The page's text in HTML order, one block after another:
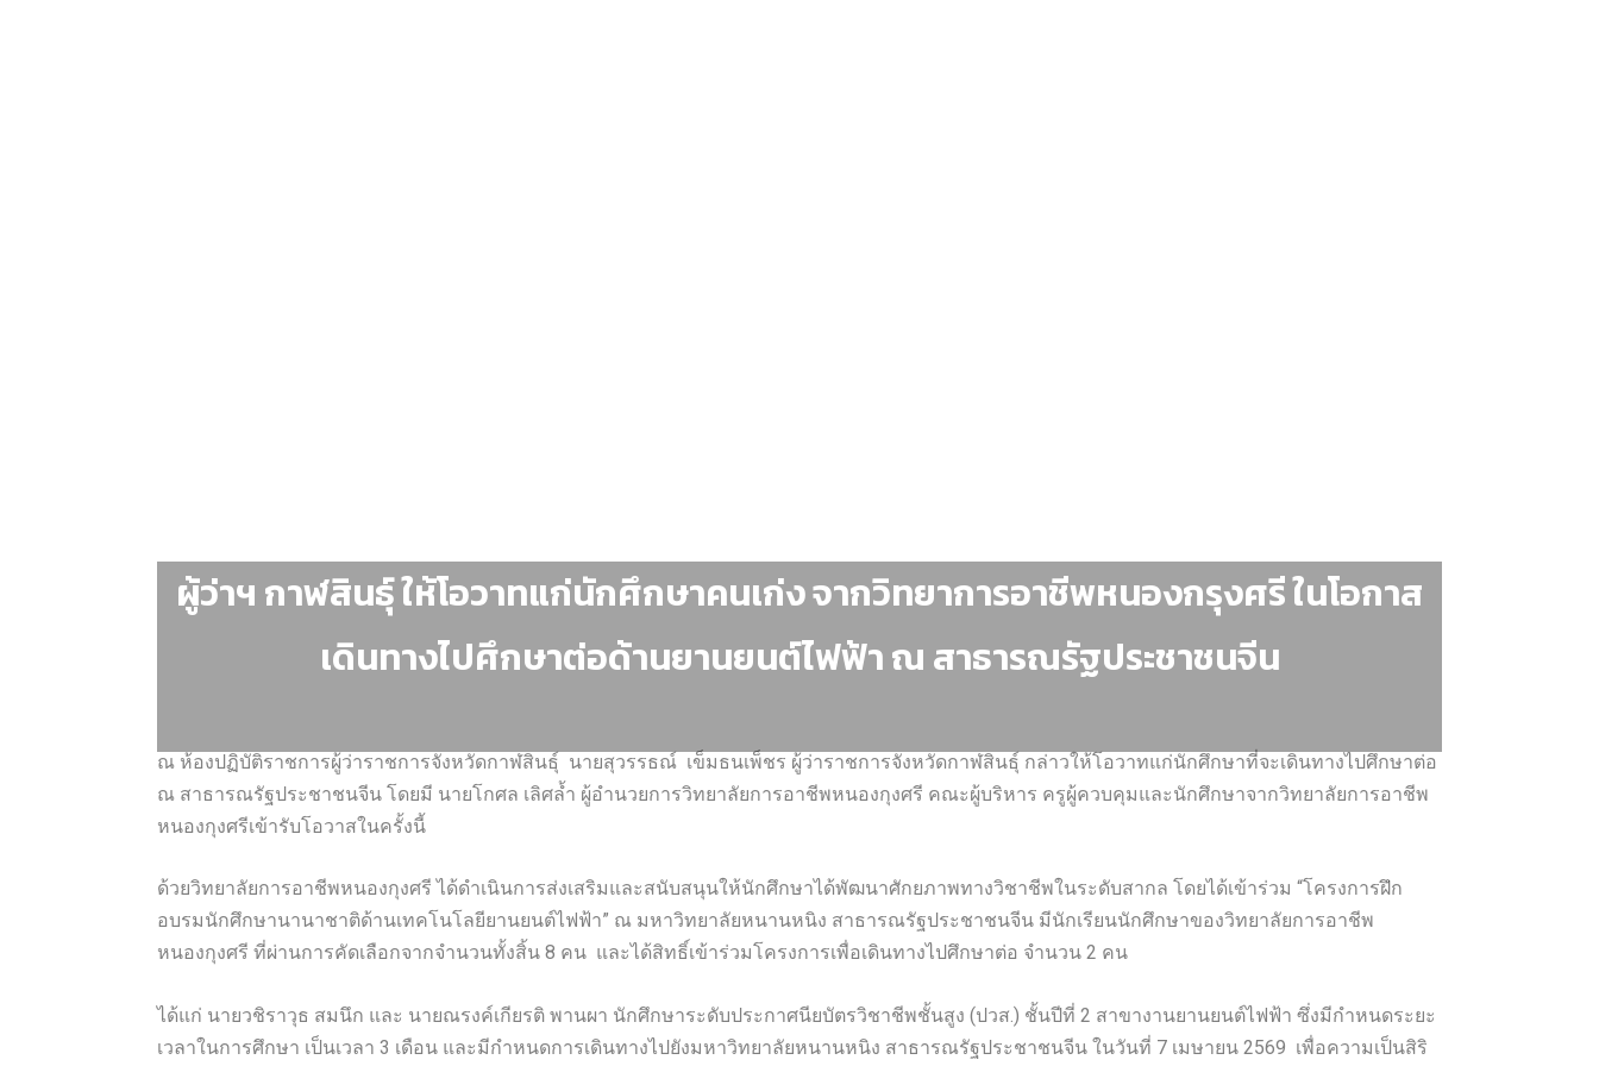
ผู้ว่าฯ กาฬสินธุ์ ให้โอวาทแก่นักศึกษาคนเก่ง จากวิทยาการอาชีพหนองกรุงศรี ในโอกาส
เดินทางไปศึกษาต่อด้านยานยนต์ไฟฟ้า ณ สาธารณรัฐประชาชนจีน
ณ ห้องปฏิบัติราชการผู้ว่าราชการจังหวัดกาฬสินธุ์ นายสุวรรธณ์ เข็มธนเพ็ชร ผู้ว่าราชการจังหวัดกาฬสินธุ์ กล่าวให้โอวาทแก่นักศึกษาที่จะเดินทางไปศึกษาต่อ
ณ สาธารณรัฐประชาชนจีน โดยมี นายโกศล เลิศล้ำ ผู้อำนวยการวิทยาลัยการอาชีพหนองกุงศรี คณะผู้บริหาร ครูผู้ควบคุมและนักศึกษาจากวิทยาลัยการอาชีพ
หนองกุงศรีเข้ารับโอวาสในครั้งนี้
ด้วยวิทยาลัยการอาชีพหนองกุงศรี ได้ดำเนินการส่งเสริมและสนับสนุนให้นักศึกษาได้พัฒนาศักยภาพทางวิชาชีพในระดับสากล โดยได้เข้าร่วม “โครงการฝึก
อบรมนักศึกษานานาชาติด้านเทคโนโลยียานยนต์ไฟฟ้า” ณ มหาวิทยาลัยหนานหนิง สาธารณรัฐประชาชนจีน มีนักเรียนนักศึกษาของวิทยาลัยการอาชีพ
หนองกุงศรี ที่ผ่านการคัดเลือกจากจำนวนทั้งสิ้น 8 คน และได้สิทธิ์เข้าร่วมโครงการเพื่อเดินทางไปศึกษาต่อ จำนวน 2 คน
ได้แก่ นายวชิราวุธ สมนึก และ นายณรงค์เกียรติ พานผา นักศึกษาระดับประกาศนียบัตรวิชาชีพชั้นสูง (ปวส.) ชั้นปีที่ 2 สาขางานยานยนต์ไฟฟ้า ซึ่งมีกำหนดระยะ
เวลาในการศึกษา เป็นเวลา 3 เดือน และมีกำหนดการเดินทางไปยังมหาวิทยาลัยหนานหนิง สาธารณรัฐประชาชนจีน ในวันที่ 7 เมษายน 2569 เพื่อความเป็นสิริ